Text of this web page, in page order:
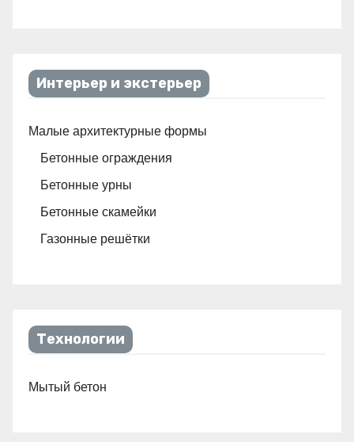
Интерьер и экстерьер
Малые архитектурные формы
Бетонные ограждения
Бетонные урны
Бетонные скамейки
Газонные решётки
Технологии
Мытый бетон